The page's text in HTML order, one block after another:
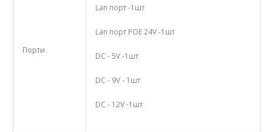
Порти
Lan порт -1шт
Lan порт POE 24V -1шт
DC - 5V -1шт
DC - 9V - 1шт
DC - 12V -1шт